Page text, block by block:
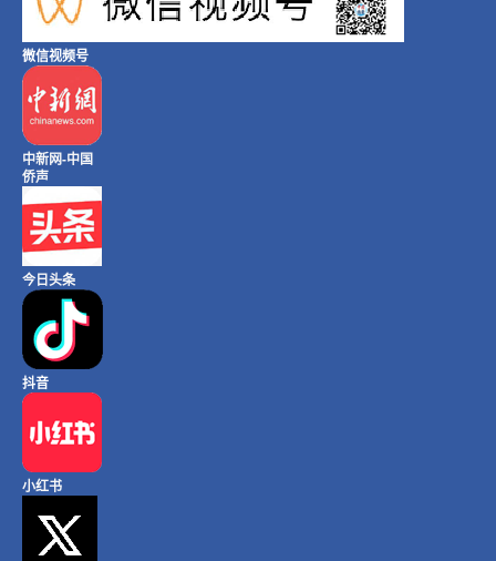
微信视频号
中新网-中国
侨声
今日头条
抖音
小红书